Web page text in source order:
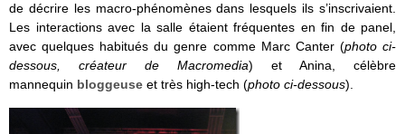
de décrire les macro-phénomènes dans lesquels ils s’inscrivaient.
Les interactions avec la salle étaient fréquentes en fin de panel,
avec quelques habitués du genre comme Marc Canter (photo ci-
dessous, créateur de Macromedia) et Anina, célèbre
mannequin bloggeuse et très high-tech (photo ci-dessous).